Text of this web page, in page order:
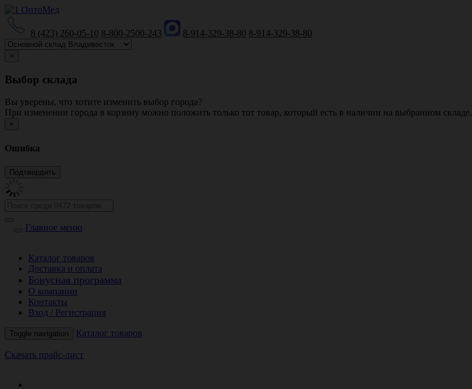
8 (423) 260-05-10 8-800-2500-243 8-914-329-38-80 8-914-329-38-80
×
Выбор склада
Вы уверены, что хотите изменить выбор города?
При изменении города в корзину можно положить только тот товар, который есть в наличии на выбранном складе.
×
Ошибка
Главное меню
Каталог товаров
Доставка и оплата
Бонусная программа
О компании
Контакты
Вход / Регистрация
Toggle navigation Каталог товаров
Скачать прайс-лист